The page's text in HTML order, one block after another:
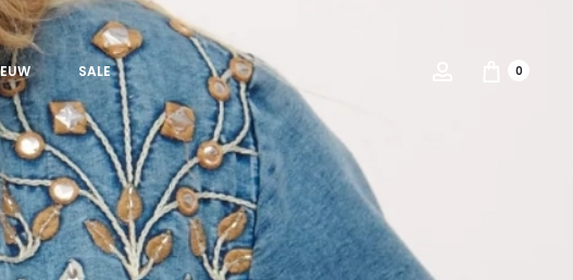
SALE Account0